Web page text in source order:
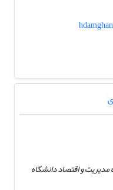
مدیریت و اقتصاد دانشگاه